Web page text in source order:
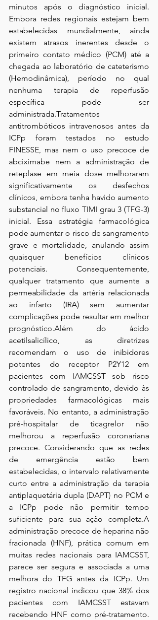
minutos após o diagnóstico inicial.
Embora redes regionais estejam bem
estabelecidas mundialmente, ainda
existem atrasos inerentes desde o
primeiro contato médico (PCM) até a
chegada ao laboratório de cateterismo
(Hemodinâmica), período no qual
nenhuma terapia de reperfusão
específica pode ser
administrada.Tratamentos
antitrombóticos intravenosos antes da
ICPp foram testados no estudo
FINESSE, mas nem o uso precoce de
abciximabe nem a administração de
reteplase em meia dose melhoraram
significativamente os desfechos
clínicos, embora tenha havido aumento
substancial no fluxo TIMI grau 3 (TFG-3)
inicial. Essa estratégia farmacológica
pode aumentar o risco de sangramento
grave e mortalidade, anulando assim
quaisquer benefícios clínicos
potenciais. Consequentemente,
qualquer tratamento que aumente a
permeabilidade da artéria relacionada
ao infarto (IRA) sem aumentar
complicações pode resultar em melhor
prognóstico.Além do ácido
acetilsalicílico, as diretrizes
recomendam o uso de inibidores
potentes do receptor P2Y12 em
pacientes com IAMCSST sob risco
controlado de sangramento, devido às
propriedades farmacológicas mais
favoráveis. No entanto, a administração
pré-hospitalar de ticagrelor não
melhorou a reperfusão coronariana
precoce. Considerando que as redes
de emergência estão bem
estabelecidas, o intervalo relativamente
curto entre a administração da terapia
antiplaquetária dupla (DAPT) no PCM e
a ICPp pode não permitir tempo
suficiente para sua ação completa.A
administração precoce de heparina não
fracionada (HNF), prática comum em
muitas redes nacionais para IAMCSST,
parece ser segura e associada a uma
melhora do TFG antes da ICPp. Um
registro nacional indicou que 38% dos
pacientes com IAMCSST estavam
recebendo HNF como pré-tratamento.